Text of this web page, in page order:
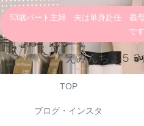
53歳パート主婦 夫は単身赴任 義
です
えみんちょ５
TOP
ブログ・インスタ